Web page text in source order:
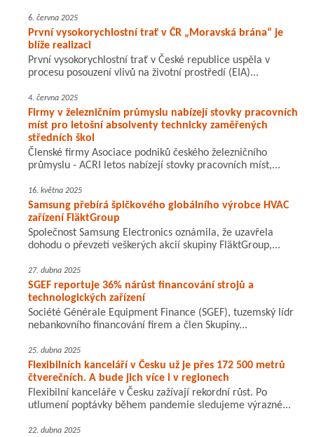
6. června 2025
První vysokorychlostní trať v ČR „Moravská brána“ je
blíže realizaci
První vysokorychlostní trať v České republice uspěla v
procesu posouzení vlivů na životní prostředí (EIA)...
4. června 2025
Firmy v železničním průmyslu nabízejí stovky pracovních
míst pro letošní absolventy technicky zaměřených
středních škol
Členské firmy Asociace podniků českého železničního
průmyslu - ACRI letos nabízejí stovky pracovních míst,...
16. května 2025
Samsung přebírá špičkového globálního výrobce HVAC
zařízení FläktGroup
Společnost Samsung Electronics oznámila, že uzavřela
dohodu o převzetí veškerých akcií skupiny FläktGroup,...
27. dubna 2025
SGEF reportuje 36% nárůst financování strojů a
technologických zařízení
Société Générale Equipment Finance (SGEF), tuzemský lídr
nebankovního financování firem a člen Skupiny...
25. dubna 2025
Flexibilních kanceláří v Česku už je přes 172 500 metrů
čtverečních. A bude jich více i v regionech
Flexibilní kanceláře v Česku zažívají rekordní růst. Po
utlumení poptávky během pandemie sledujeme výrazné...
22. dubna 2025